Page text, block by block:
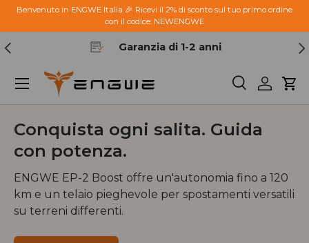
Passa ai contenuti
Benvenuto in ENGWE Italia 🎉 Ricevi il 2% di sconto sul tuo primo ordine
con il codice: NEWENGWE
Indietro Garanzia di 1-2 anni
CercaAccedi
Menu
Conquista ogni salita. Guida
con potenza.
ENGWE EP-2 Boost offre un'autonomia fino a 120
km e un telaio pieghevole per spostamenti versatili
su terreni differenti.